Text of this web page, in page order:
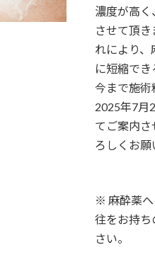
濃度が高く
させて頂
れにより
に短縮でき
今まで施術
2025年7月
てご案内さ
ろしくお願
※ 麻酔薬へ
往をお持ち
さい。